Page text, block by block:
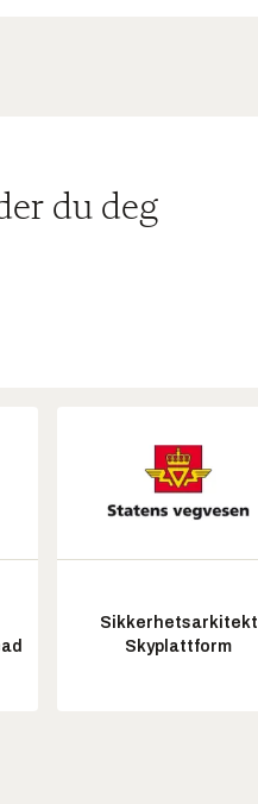
du deg
Sikkerhetsarkitekt
Skyplattform